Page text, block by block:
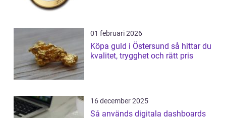
01 februari 2026
Köpa guld i Östersund så hittar du
kvalitet, trygghet och rätt pris
16 december 2025
Så används digitala dashboards